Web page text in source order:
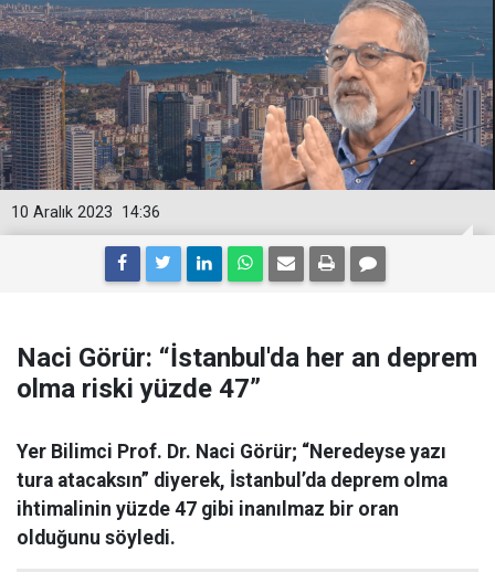
14:36
10 Aralık 2023
Naci Görür: “İstanbul'da her an deprem
olma riski yüzde 47”
Yer Bilimci Prof. Dr. Naci Görür; “Neredeyse yazı
tura atacaksın” diyerek, İstanbul’da deprem olma
ihtimalinin yüzde 47 gibi inanılmaz bir oran
olduğunu söyledi.